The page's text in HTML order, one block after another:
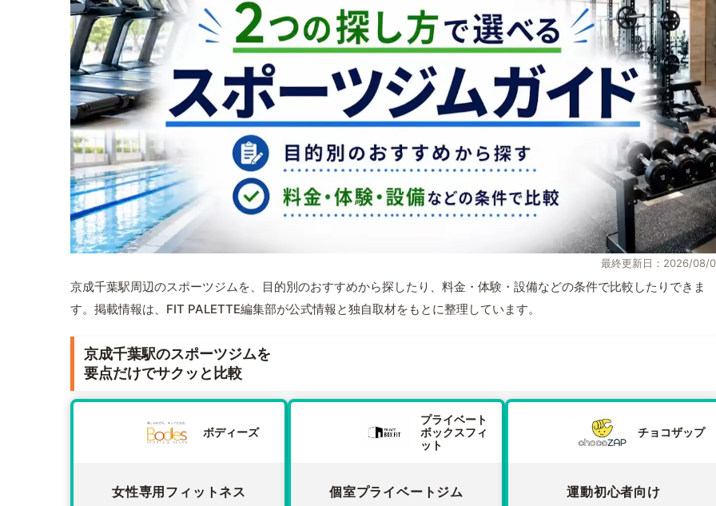
最終更新日：2026/08/
京成千葉駅周辺のスポーツジムを、目的別のおすすめから探したり、料金・体験・設備などの条件で比較したりできま
す。掲載情報は、FIT PALETTE編集部が公式情報と独自取材をもとに整理しています。
京成千葉駅のスポーツジムを
要点だけでサクッと比較
ボディーズ
女性専用フィットネス
プライベート
ボックスフィ
ット
個室プライベートジム
チョコザップ
運動初心者向け